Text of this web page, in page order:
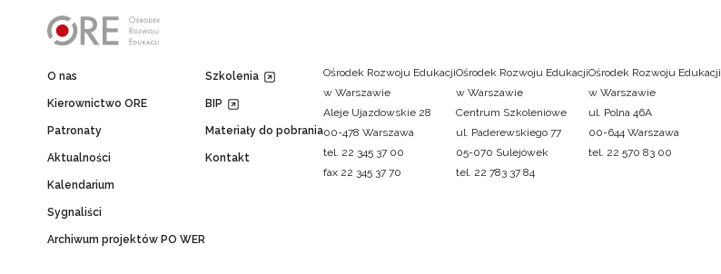
O nas
Kierownictwo ORE
Patronaty
Aktualności
Kalendarium
Sygnaliści
Archiwum projektów PO WER
Szkolenia
BIP
Materiały do pobrania
Kontakt
Ośrodek Rozwoju Edukacji
w Warszawie
Aleje Ujazdowskie 28
00-478 Warszawa
tel. 22 345 37 00
fax 22 345 37 70
Ośrodek Rozwoju Edukacji
w Warszawie
Centrum Szkoleniowe
ul. Paderewskiego 77
05-070 Sulejówek
tel. 22 783 37 84
Ośrodek Rozwoju Edukacji
w Warszawie
ul. Polna 46A
00-644 Warszawa
tel. 22 570 83 00